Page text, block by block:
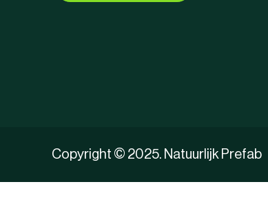
Copyright © 2025. Natuurlijk Prefab